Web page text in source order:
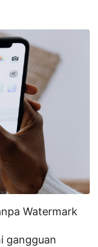
Watermark
gangguan